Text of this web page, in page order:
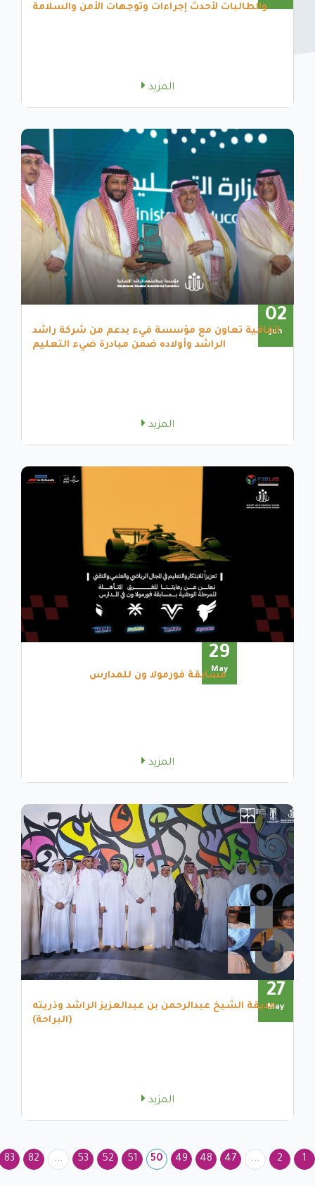
والطالبات لأحدث إجراءات وتوجهات الأمن والسلامة
المزيد
02
Jun
اتفاقية تعاون مع مؤسسة فيء بدعم من شركة راشد
الراشد وأولاده ضمن مبادرة ضيء التعليم
المزيد
29
May
مسابقة فورمولا ون للمدارس
المزيد
27
Mayحديقة الشيخ عبدالرحمن بن عبدالعزيز الراشد وذريته
(البراحة)
المزيد
1
2
...
47
48
49
50
51
52
53
...
82
83